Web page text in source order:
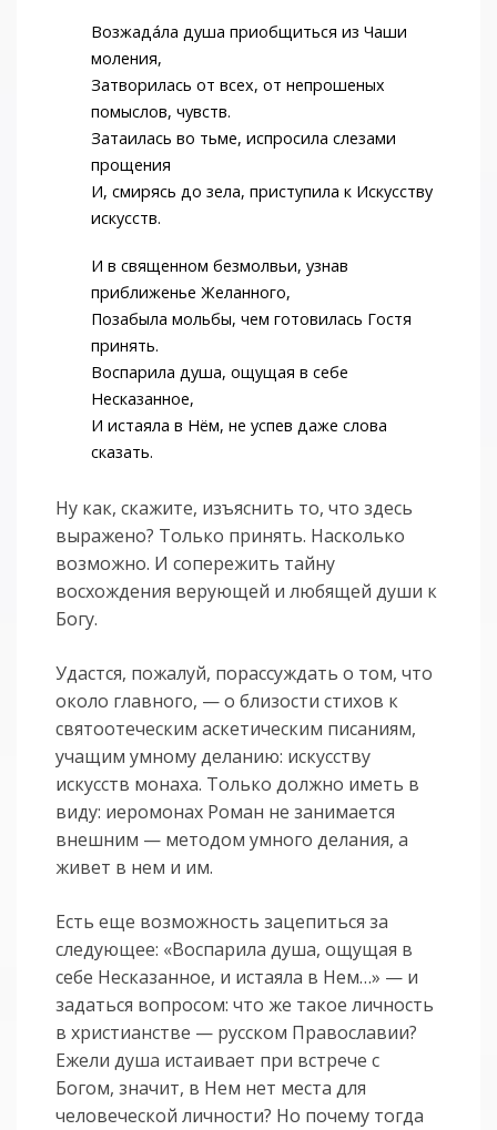
Возжада́ла душа приобщиться из Чаши
моления,
Затворилась от всех, от непрошеных
помыслов, чувств.
Затаилась во тьме, испросила слезами
прощения
И, смирясь до зела, приступила к Искусству
искусств.
И в священном безмолвьи, узнав
приближенье Желанного,
Позабыла мольбы, чем готовилась Гостя
принять.
Воспарила душа, ощущая в себе
Несказанное,
И истаяла в Нём, не успев даже слова
сказать.
Ну как, скажите, изъяснить то, что здесь
выражено? Только принять. Насколько
возможно. И сопережить тайну
восхождения верующей и любящей души к
Богу.
Удастся, пожалуй, порассуждать о том, что
около главного, — о близости стихов к
святоотеческим аскетическим писаниям,
учащим умному деланию: искусству
искусств монаха. Только должно иметь в
виду: иеромонах Роман не занимается
внешним — методом умного делания, а
живет в нем и им.
Есть еще возможность зацепиться за
следующее: «Воспарила душа, ощущая в
себе Несказанное, и истаяла в Нем…» — и
задаться вопросом: что же такое личность
в христианстве — русском Православии?
Ежели душа истаивает при встрече с
Богом, значит, в Нем нет места для
человеческой личности? Но почему тогда